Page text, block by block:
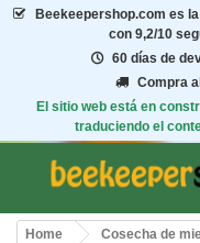
Beekeepershop.com es
con 9,2/10
60 días de
Compra
El sitio web está en
traduciendo el
Home Cosecha de